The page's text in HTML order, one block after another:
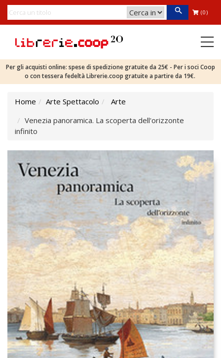
(0)
Per gli acquisti online: spese di spedizione gratuite da 25€ - Per i soci Coop
o con tessera fedeltà Librerie.coop gratuite a partire da 19€.
Home Arte Spettacolo
Arte
Venezia panoramica. La scoperta dell'orizzonte
infinito